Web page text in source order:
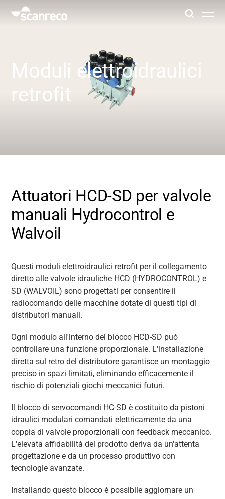
Personalizzazione
Produttività e sicurezza dell'operatore
Moduli elettroidraulici
retrofit
Attuatori HCD-SD per valvole
manuali Hydrocontrol e
Walvoil
Questi moduli elettroidraulici retrofit per il collegamento
diretto alle valvole idrauliche HCD (HYDROCONTROL) e
SD (WALVOIL) sono progettati per consentire il
radiocomando delle macchine dotate di questi tipi di
distributori manuali.
Ogni modulo all'interno del blocco HCD-SD può
controllare una funzione proporzionale. L'installazione
diretta sul retro del distributore garantisce un montaggio
preciso in spazi limitati, eliminando efficacemente il
rischio di potenziali giochi meccanici futuri.
Il blocco di servocomandi HC-SD è costituito da pistoni
idraulici modulari comandati elettricamente da una
coppia di valvole proporzionali con feedback meccanico.
L'elevata affidabilità del prodotto deriva da un'attenta
progettazione e da un processo produttivo con
tecnologie avanzate.
Installando questo blocco è possibile aggiornare un